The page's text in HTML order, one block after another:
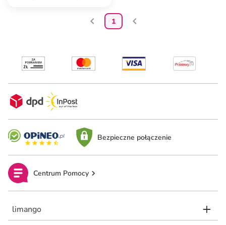
1
Bezpieczne połączenie
Centrum Pomocy
limango